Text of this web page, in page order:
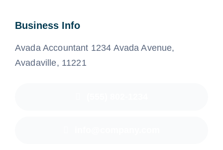
Business Info
Avada Accountant 1234 Avada Avenue,
Avadaville, 11221